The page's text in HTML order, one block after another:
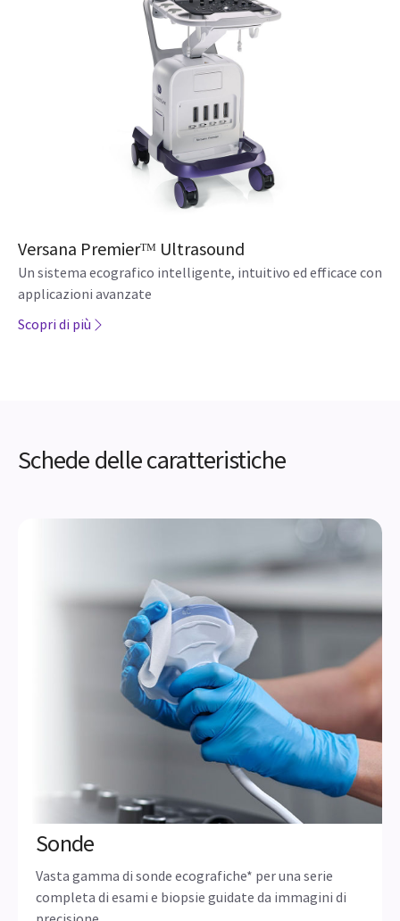
Versana Premierᵀᴹ Ultrasound
Un sistema ecografico intelligente, intuitivo ed efficace con
applicazioni avanzate
Scopri di più
Schede delle caratteristiche
Sonde
Vasta gamma di sonde ecografiche* per una serie
completa di esami e biopsie guidate da immagini di